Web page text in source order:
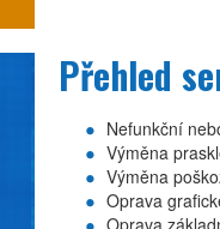
Přehled
Nefunkční
Výměna
Výměna
Oprava
Oprava